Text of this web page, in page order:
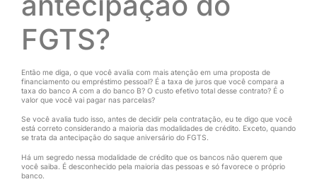
FGTS?
Então me diga, o que você avalia com mais atenção em uma proposta de
financiamento ou empréstimo pessoal? É a taxa de juros que você compara a
taxa do banco A com a do banco B? O custo efetivo total desse contrato? É o
valor que você vai pagar nas parcelas?
Se você avalia tudo isso, antes de decidir pela contratação, eu te digo que você
está correto considerando a maioria das modalidades de crédito. Exceto, quando
se trata da antecipação do saque aniversário do FGTS.
Há um segredo nessa modalidade de crédito que os bancos não querem que
você saiba. É desconhecido pela maioria das pessoas e só favorece o próprio
banco.